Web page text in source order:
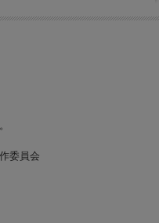
委員会